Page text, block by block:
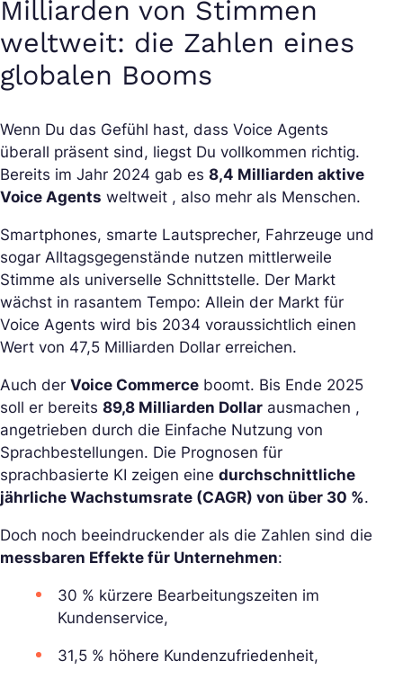
Milliarden von Stimmen
weltweit: die Zahlen eines
globalen Booms
Wenn Du das Gefühl hast, dass Voice Agents
überall präsent sind, liegst Du vollkommen richtig.
Bereits im Jahr 2024 gab es 8,4 Milliarden aktive
Voice Agents weltweit , also mehr als Menschen.
Smartphones, smarte Lautsprecher, Fahrzeuge und
sogar Alltagsgegenstände nutzen mittlerweile
Stimme als universelle Schnittstelle. Der Markt
wächst in rasantem Tempo: Allein der Markt für
Voice Agents wird bis 2034 voraussichtlich einen
Wert von 47,5 Milliarden Dollar erreichen.
Auch der Voice Commerce boomt. Bis Ende 2025
soll er bereits 89,8 Milliarden Dollar ausmachen ,
angetrieben durch die Einfache Nutzung von
Sprachbestellungen. Die Prognosen für
sprachbasierte KI zeigen eine durchschnittliche
jährliche Wachstumsrate (CAGR) von über 30 %.
Doch noch beeindruckender als die Zahlen sind die
messbaren Effekte für Unternehmen:
30 % kürzere Bearbeitungszeiten im
Kundenservice,
31,5 % höhere Kundenzufriedenheit,